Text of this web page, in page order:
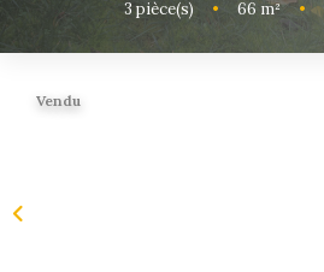
3 pièce(s) • 66 m² •
Vendu